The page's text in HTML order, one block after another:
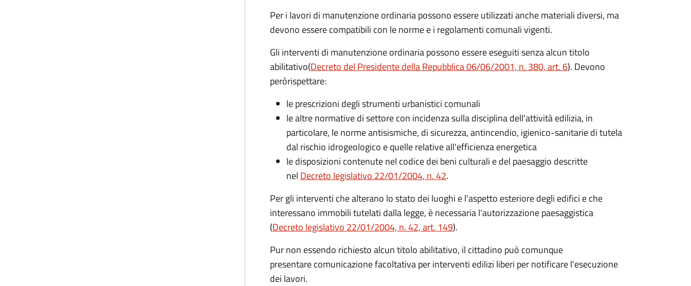
Per i lavori di manutenzione ordinaria possono essere utilizzati anche materiali diversi, ma
devono essere compatibili con le norme e i regolamenti comunali vigenti.
Gli interventi di manutenzione ordinaria possono essere eseguiti senza alcun titolo
abilitativo(Decreto del Presidente della Repubblica 06/06/2001, n. 380, art. 6). Devono
peròrispettare:
le prescrizioni degli strumenti urbanistici comunali
le altre normative di settore con incidenza sulla disciplina dell'attività edilizia, in
particolare, le norme antisismiche, di sicurezza, antincendio, igienico-sanitarie di tutela
dal rischio idrogeologico e quelle relative all'efficienza energetica
le disposizioni contenute nel codice dei beni culturali e del paesaggio descritte
nel Decreto legislativo 22/01/2004, n. 42.
Per gli interventi che alterano lo stato dei luoghi e l'aspetto esteriore degli edifici e che
interessano immobili tutelati dalla legge, è necessaria l’autorizzazione paesaggistica
(Decreto legislativo 22/01/2004, n. 42, art. 149).
Pur non essendo richiesto alcun titolo abilitativo, il cittadino può comunque
presentare comunicazione facoltativa per interventi edilizi liberi per notificare l'esecuzione
dei lavori.